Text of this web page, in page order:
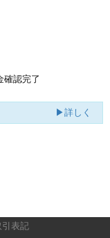
確認完了
▶詳しく
引表記